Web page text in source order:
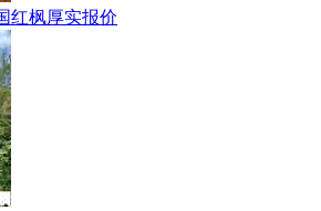
红枫厚实报价